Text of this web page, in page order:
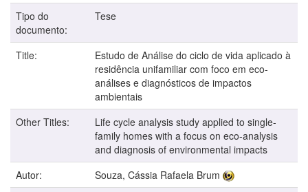
Tipo do
documento:
Tese
Title:
Estudo de Análise do ciclo de vida aplicado à
residência unifamiliar com foco em eco-
análises e diagnósticos de impactos
ambientais
Other Titles:
Life cycle analysis study applied to single-
family homes with a focus on eco-analysis
and diagnosis of environmental impacts
Autor:
Souza, Cássia Rafaela Brum